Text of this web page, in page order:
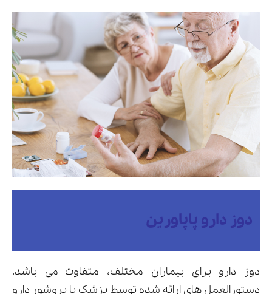
دوز دارو پاپاورین
دوز دارو برای بیماران مختلف، متفاوت می باشد.
دستورالعمل های ارائه شده توسط پزشک یا بروشور دارو